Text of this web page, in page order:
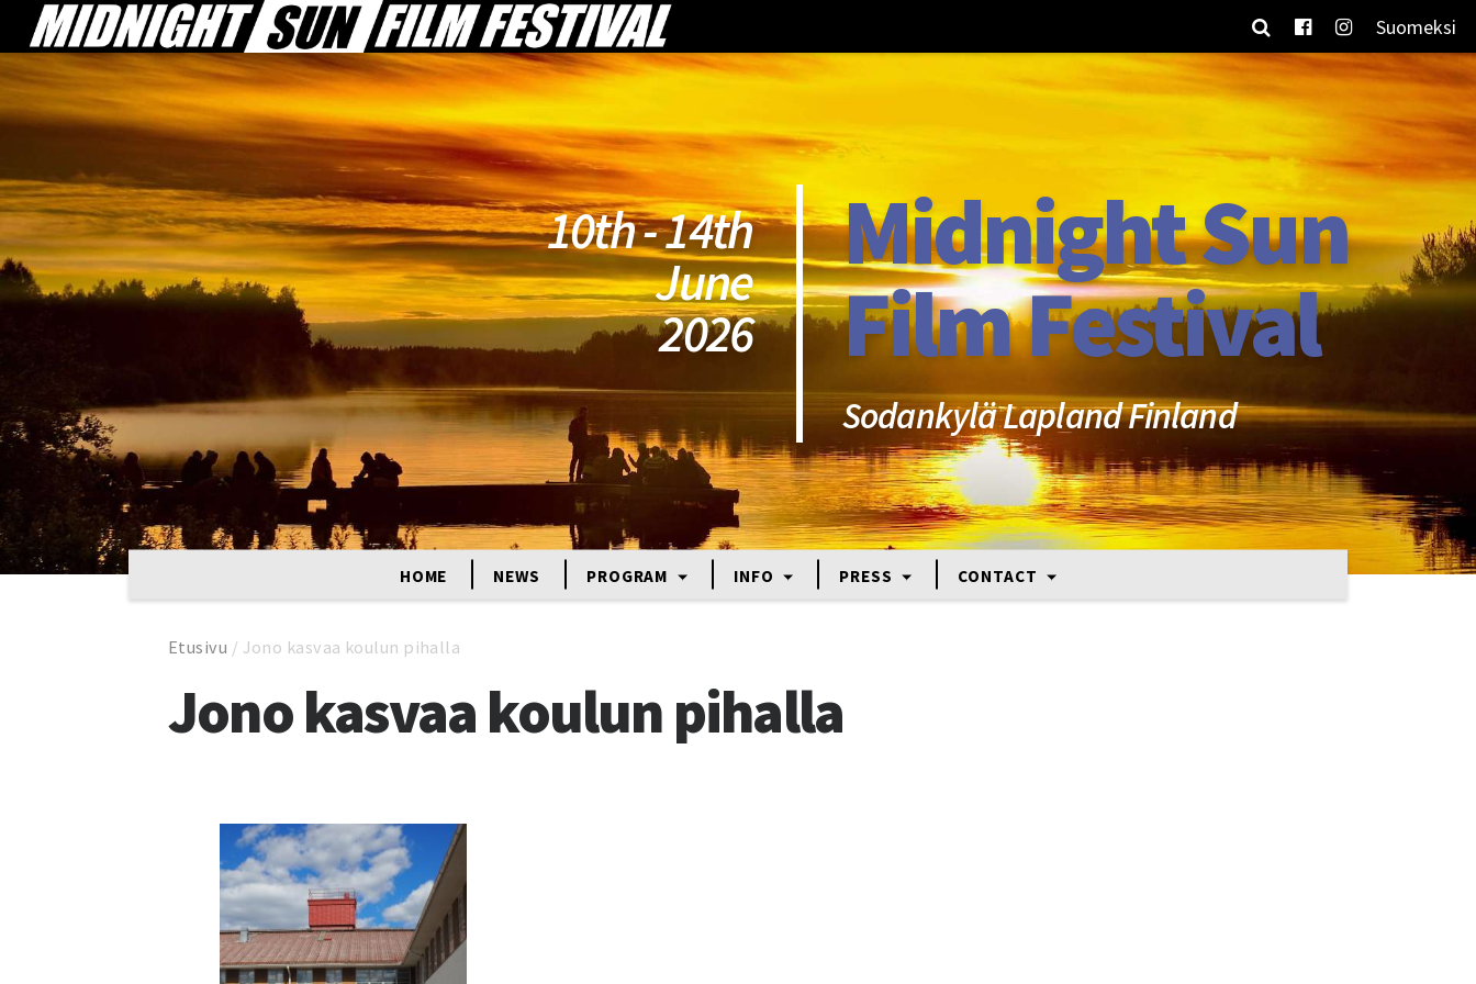
Suomeksi
10th - 14th
June
2026
Midnight Sun
Film Festival
Sodankylä Lapland Finland
HOME NEWS PROGRAM INFO PRESS CONTACT
Etusivu / Jono kasvaa koulun pihalla
Jono kasvaa koulun pihalla